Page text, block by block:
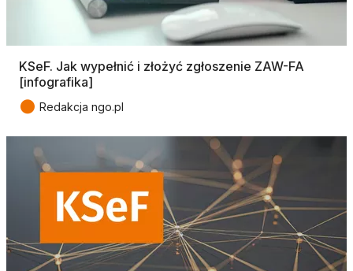
KSeF. Jak wypełnić i złożyć zgłoszenie ZAW-FA
[infografika]
● Redakcja ngo.pl